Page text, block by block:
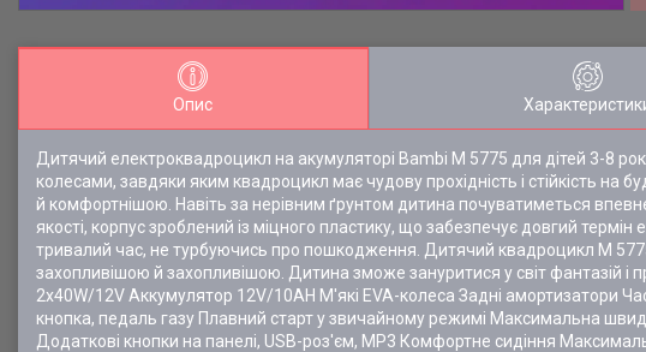
Опис
Дитячий електроквадроцикл на акумуляторі Bambi M 5775 для дітей 3-8
колесами, завдяки яким квадроцикл має чудову прохідність і стійкість на
й комфортнішою. Навіть за нерівним ґрунтом дитина почуватиметься
якості, корпус зроблений із міцного пластику, що забезпечує довгий
тривалий час, не турбуючись про пошкодження. Дитячий квадроцикл M 5775
захопливішою й захопливішою. Дитина зможе зануритися у світ фантазій
2х40W/12V Аккумулятор 12V/10AH М'які EVA-колеса Задні
кнопка, педаль газу Плавний старт у звичайному режимі Максимальна
Додаткові кнопки на панелі, USB-роз'єм, MP3 Комфортне сидіння